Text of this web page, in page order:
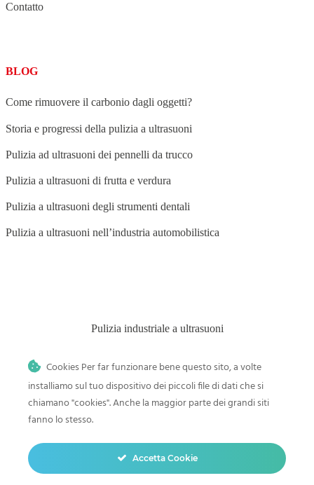
Contatto
BLOG
Come rimuovere il carbonio dagli oggetti?
Storia e progressi della pulizia a ultrasuoni
Pulizia ad ultrasuoni dei pennelli da trucco
Pulizia a ultrasuoni di frutta e verdura
Pulizia a ultrasuoni degli strumenti dentali
Pulizia a ultrasuoni nell’industria automobilistica
Pulizia industriale a ultrasuoni
Pulizia a ultrasuoni nell’industria grafica
Pulizia dei componenti elettronici
Pulizia a ultrasuoni nell’industria aeronautica
Cookies Per far funzionare bene questo sito, a volte
installiamo sul tuo dispositivo dei piccoli file di dati che si
chiamano "cookies". Anche la maggior parte dei grandi siti
fanno lo stesso.
Accetta Cookie